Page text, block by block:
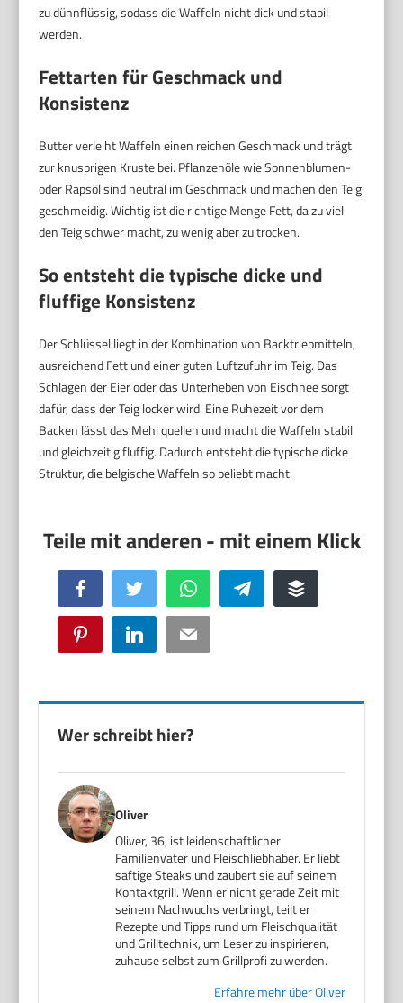
zu dünnflüssig, sodass die Waffeln nicht dick und stabil
werden.
Fettarten für Geschmack und
Konsistenz
Butter verleiht Waffeln einen reichen Geschmack und trägt
zur knusprigen Kruste bei. Pflanzenöle wie Sonnenblumen-
oder Rapsöl sind neutral im Geschmack und machen den Teig
geschmeidig. Wichtig ist die richtige Menge Fett, da zu viel
den Teig schwer macht, zu wenig aber zu trocken.
So entsteht die typische dicke und
fluffige Konsistenz
Der Schlüssel liegt in der Kombination von Backtriebmitteln,
ausreichend Fett und einer guten Luftzufuhr im Teig. Das
Schlagen der Eier oder das Unterheben von Eischnee sorgt
dafür, dass der Teig locker wird. Eine Ruhezeit vor dem
Backen lässt das Mehl quellen und macht die Waffeln stabil
und gleichzeitig fluffig. Dadurch entsteht die typische dicke
Struktur, die belgische Waffeln so beliebt macht.
Facebook Twitter WhatsApp Telegram Buffer
Pinterest LinkedIn Email
Wer schreibt hier?
Oliver
Oliver, 36, ist leidenschaftlicher
Familienvater und Fleischliebhaber. Er liebt
saftige Steaks und zaubert sie auf seinem
Kontaktgrill. Wenn er nicht gerade Zeit mit
seinem Nachwuchs verbringt, teilt er
Rezepte und Tipps rund um Fleischqualität
und Grilltechnik, um Leser zu inspirieren,
zuhause selbst zum Grillprofi zu werden.
Erfahre mehr über Oliver